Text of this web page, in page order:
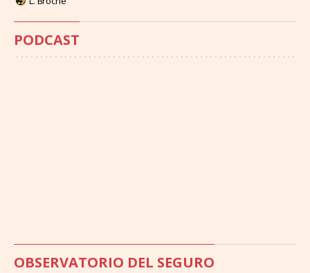
PODCAST
OBSERVATORIO DEL SEGURO